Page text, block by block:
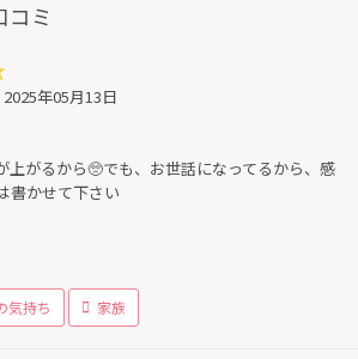
コミ
2025年05月13日
上がるから🥺でも、お世話になってるから、感
書かせて下さい
気持ち 家族